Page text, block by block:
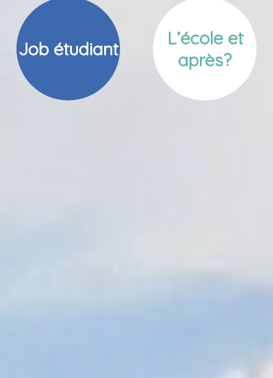
Job étudiant
L’école et
après?